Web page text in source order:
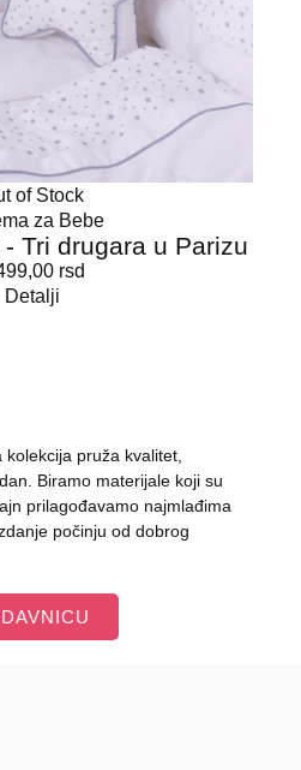
of Stock
za Bebe
Tri drugara u Parizu
rsd
Detalji
pruža kvalitet,
Biramo materijale koji su
prilagođavamo najmlađima
počinju od dobrog